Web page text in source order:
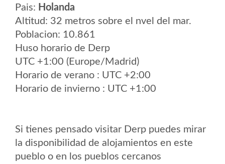
Pais: Holanda
Altitud: 32 metros sobre el nvel del mar.
Poblacion: 10.861
Huso horario de Derp
UTC +1:00 (Europe/Madrid)
Horario de verano : UTC +2:00
Horario de invierno : UTC +1:00
Si tienes pensado visitar Derp puedes mirar
la disponibilidad de alojamientos en este
pueblo o en los pueblos cercanos